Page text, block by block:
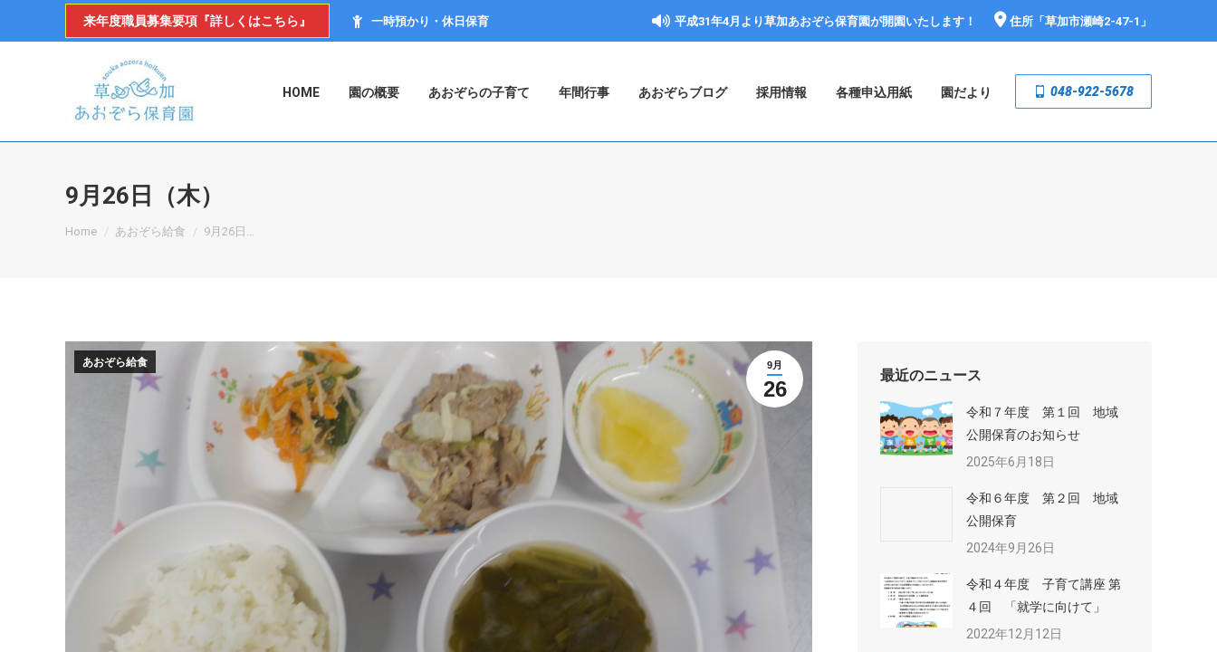
来年度職員募集要項『詳しくはこちら』 一時預かり・休日保育 平成31年4月より草加あおぞら保育園が開園いたします！ 住所「 草加市瀬崎2-47-1 」
HOME 園の概要 あおぞらの子育て 年間行事 あおぞらブログ 採用情報 各種申込用紙 園だより 048-922-5678
9月26日（木）
You are here:
Home あおぞら給食 9月26日…
9月
26
あおぞら給食
最近のニュース
令和７年度 第１回 地域
公開保育のお知らせ
2025年6月18日
令和６年度 第２回 地域
公開保育
2024年9月26日
令和４年度 子育て講座 第
４回 「就学に向けて」
2022年12月12日